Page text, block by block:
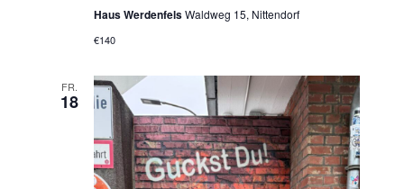
Haus WerdenfelsWaldweg 15, Nittendorf
€140
FR.
18